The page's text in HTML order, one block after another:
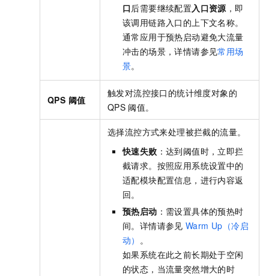
口后需要继续配置入口资源，即
该调用链路入口的上下文名称。
通常应用于预热启动避免大流量
冲击的场景，详情请参见常用场
景。
QPS 阈值
触发对流控接口的统计维度对象的
QPS 阈值。
选择流控方式来处理被拦截的流量。
快速失败 ：达到阈值时，立即拦
截请求。按照应用系统设置中的
适配模块配置信息，进行内容返
回。
预热启动 ：需设置具体的预热时
间。详情请参见 Warm Up（冷启
动） 。
如果系统在此之前长期处于空闲
的状态，当流量突然增大的时